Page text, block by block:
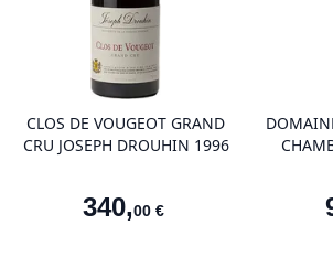
CLOS DE VOUGEOT GRAND
CRU JOSEPH DROUHIN 1996
340,00 €